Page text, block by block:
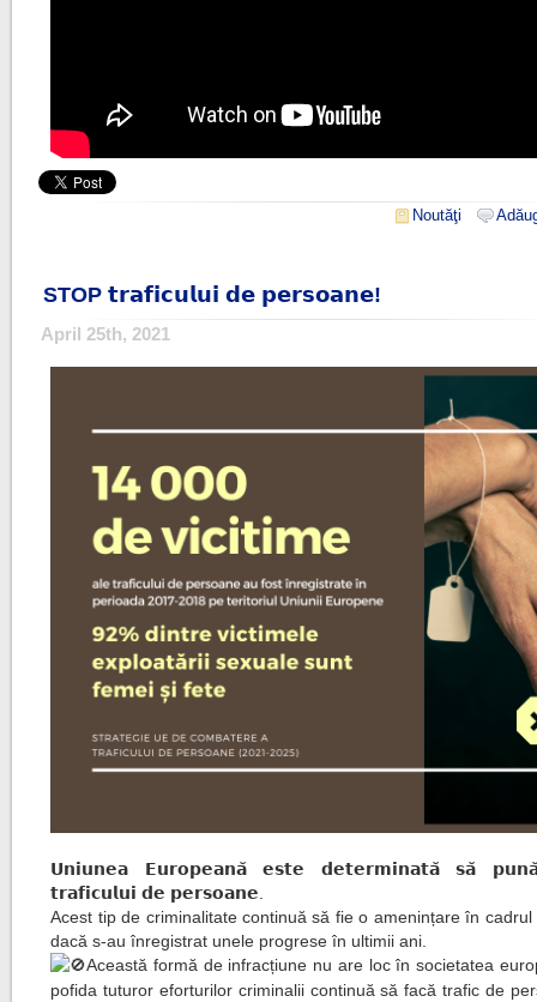
Noutăţi
STOP 𝘁𝗿𝗮𝗳𝗶𝗰𝘂𝗹𝘂𝗶 𝗱𝗲 𝗽𝗲𝗿𝘀𝗼𝗮𝗻𝗲!
April 25th, 2021
𝗨𝗻𝗶𝘂𝗻𝗲𝗮 𝗘𝘂𝗿𝗼𝗽𝗲𝗮𝗻𝗮̆ 𝗲𝘀𝘁𝗲 𝗱𝗲𝘁𝗲𝗿𝗺𝗶𝗻𝗮𝘁𝗮̆ 𝘀𝗮̆
𝘁𝗿𝗮𝗳𝗶𝗰𝘂𝗹𝘂𝗶 𝗱𝗲 𝗽𝗲𝗿𝘀𝗼𝗮𝗻𝗲.
Acest tip de criminalitate continuă să fie o amenințare în cadrul
dacă s-au înregistrat unele progrese în ultimii ani.
Această formă de infracțiune nu are loc în societatea
pofida tuturor eforturilor criminalii continuă să facă trafic de